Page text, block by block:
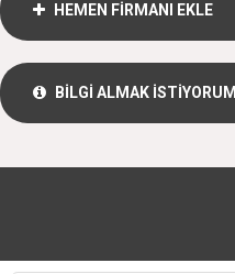
HEMEN FİRMANI EKLE
BİLGİ ALMAK İSTİYORUM